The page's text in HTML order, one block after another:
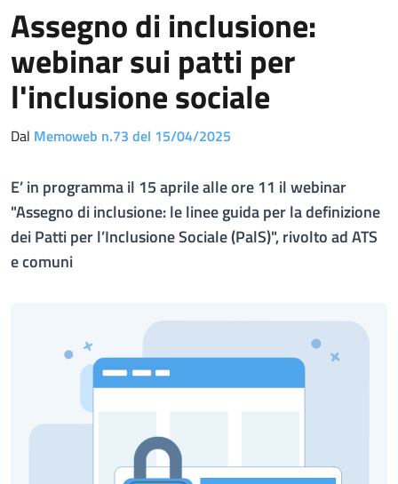
Assegno di inclusione:
webinar sui patti per
l'inclusione sociale
Dal Memoweb n.73 del 15/04/2025
E’ in programma il 15 aprile alle ore 11 il webinar
"Assegno di inclusione: le linee guida per la definizione
dei Patti per l’Inclusione Sociale (PalS)", rivolto ad ATS
e comuni